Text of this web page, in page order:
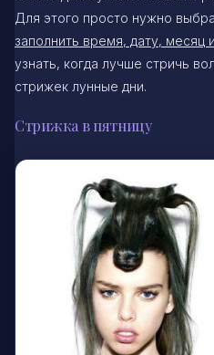
Для этого просто нужно
заполнить время, дату, месяц
узнать, когда лучше стричь
стрижек лунные дни.
Стрижка в пятницу